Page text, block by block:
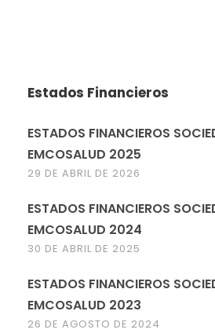
Estados Financieros
ESTADOS FINANCIEROS
EMCOSALUD 2025
29 DE ABRIL DE 2026
ESTADOS FINANCIEROS
EMCOSALUD 2024
30 DE ABRIL DE 2025
ESTADOS FINANCIEROS
EMCOSALUD 2023
26 DE AGOSTO DE 2024